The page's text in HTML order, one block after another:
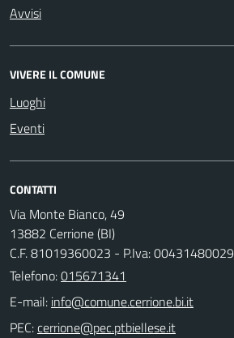
Avvisi
VIVERE IL COMUNE
Luoghi
Eventi
CONTATTI
Via Monte Bianco, 49
13882 Cerrione (BI)
C.F. 81019360023 - P.Iva: 00431480029
Telefono:015671341
E-mail:
PEC: